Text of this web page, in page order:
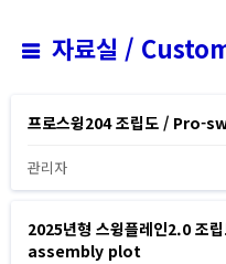
자료실 /
프로스윙204 조립도 / Pro-
관리자
2025년형 스윙플레인2.0
assembly plot